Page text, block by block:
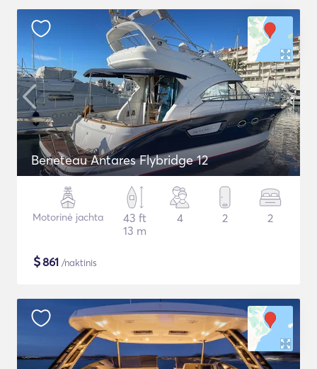
Beneteau Antares Flybridge 12
Motorinė jachta
43 ft
13 m
4 2 2
$861 /naktinis